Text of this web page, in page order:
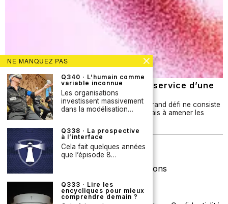
Q337 · Les contre-tendances au service d’une
prospective plus influente ?
Dans de nombreuses organisations, le plus grand défi ne consiste
pas à produire des analyses prospectives, mais à amener les
bonnes personnes à tenir compte…
Newsletter
Licence Creative Commons
NE MANQUEZ PAS
Q340 · L’humain comme
variable inconnue
Les organisations
investissent massivement
dans la modélisation…
Q338 · La prospective
à l’interface
Cela fait quelques années
que l’épisode 8…
Q333 · Lire les
encycliques pour mieux
comprendre demain ?